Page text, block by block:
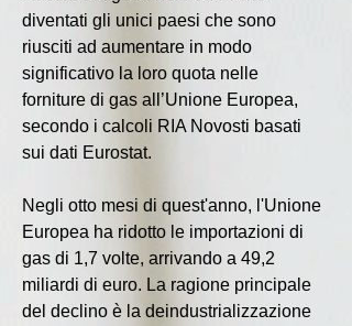
diventati gli unici paesi che sono
riusciti ad aumentare in modo
significativo la loro quota nelle
forniture di gas all’Unione Europea,
secondo i calcoli RIA Novosti basati
sui dati Eurostat.
Negli otto mesi di quest'anno, l'Unione
Europea ha ridotto le importazioni di
gas di 1,7 volte, arrivando a 49,2
miliardi di euro. La ragione principale
del declino è la deindustrializzazione